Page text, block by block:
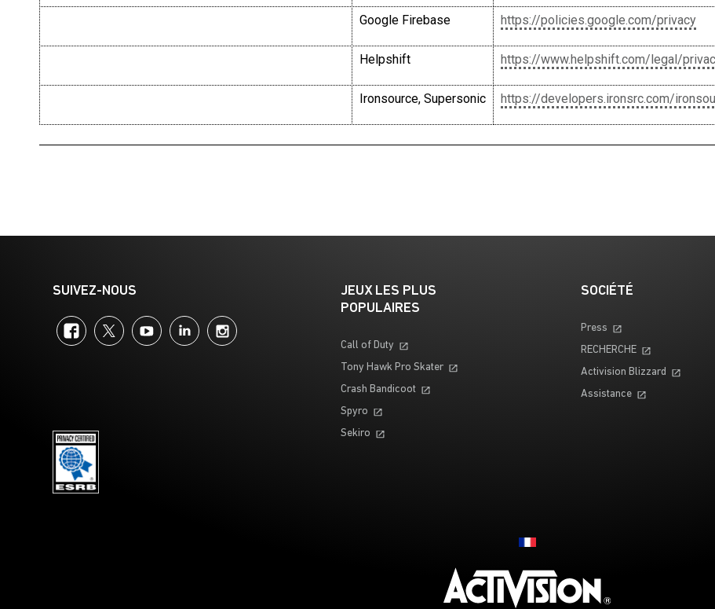
Google Firebase https://policies.google.com/privacy
Helpshift https://www.helpshift.com/legal/
Ironsource, Supersonic https://developers.ironsrc.com/
SUIVEZ-NOUS
FacebookTwitter YouTubeLinkedIn
JEUX LES PLUS
POPULAIRES
Call of Duty
Tony Hawk Pro Skater
Crash Bandicoot
Spyro
Sekiro
SOCIÉTÉ
Press
RECHERCHE
Activision Blizzard
Assistance
Choose your region